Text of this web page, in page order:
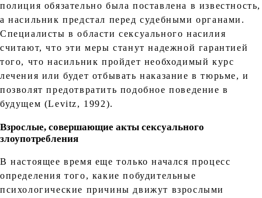
полиция обязательно была поставлена в известность,
а насильник предстал перед судебными органами.
Специалисты в области сексуального насилия
считают, что эти меры станут надежной гарантией
того, что насильник пройдет необходимый курс
лечения или будет отбывать наказание в тюрьме, и
позволят предотвратить подобное поведение в
будущем (Levitz, 1992).
Взрослые, совершающие акты сексуального
злоупотребления
В настоящее время еще только начался процесс
определения того, какие побудительные
психологические причины движут взрослыми